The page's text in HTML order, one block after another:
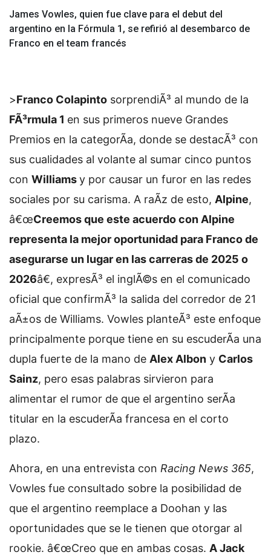
James Vowles, quien fue clave para el debut del
argentino en la Fórmula 1, se refirió al desembarco de
Franco en el team francés
>Franco Colapinto sorprendiÃ³ al mundo de la
FÃ³rmula 1 en sus primeros nueve Grandes
Premios en la categorÃ­a, donde se destacÃ³ con
sus cualidades al volante al sumar cinco puntos
con Williamsy por causar un furor en las redes
sociales por su carisma. A raÃ­z de esto, Alpine,
â€œCreemos que este acuerdo con Alpine
representa la mejor oportunidad para Franco de
asegurarse un lugar en las carreras de 2025 o
2026â€, expresÃ³ el inglÃ©s en el comunicado
oficial que confirmÃ³ la salida del corredor de 21
aÃ±os de Williams. Vowles planteÃ³ este enfoque
principalmente porque tiene en su escuderÃ­a una
dupla fuerte de la mano de Alex Albon y Carlos
Sainz, pero esas palabras sirvieron para
alimentar el rumor de que el argentino serÃ­a
titular en la escuderÃ­a francesa en el corto
plazo.
Ahora, en una entrevista con Racing News 365,
Vowles fue consultado sobre la posibilidad de
que el argentino reemplace a Doohan y las
oportunidades que se le tienen que otorgar al
rookie. â€œCreo que en ambas cosas. A Jack